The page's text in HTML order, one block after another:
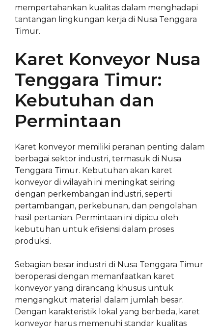
mempertahankan kualitas dalam menghadapi
tantangan lingkungan kerja di Nusa Tenggara
Timur.
Karet Konveyor Nusa
Tenggara Timur:
Kebutuhan dan
Permintaan
Karet konveyor memiliki peranan penting dalam
berbagai sektor industri, termasuk di Nusa
Tenggara Timur. Kebutuhan akan karet
konveyor di wilayah ini meningkat seiring
dengan perkembangan industri, seperti
pertambangan, perkebunan, dan pengolahan
hasil pertanian. Permintaan ini dipicu oleh
kebutuhan untuk efisiensi dalam proses
produksi.
Sebagian besar industri di Nusa Tenggara Timur
beroperasi dengan memanfaatkan karet
konveyor yang dirancang khusus untuk
mengangkut material dalam jumlah besar.
Dengan karakteristik lokal yang berbeda, karet
konveyor harus memenuhi standar kualitas